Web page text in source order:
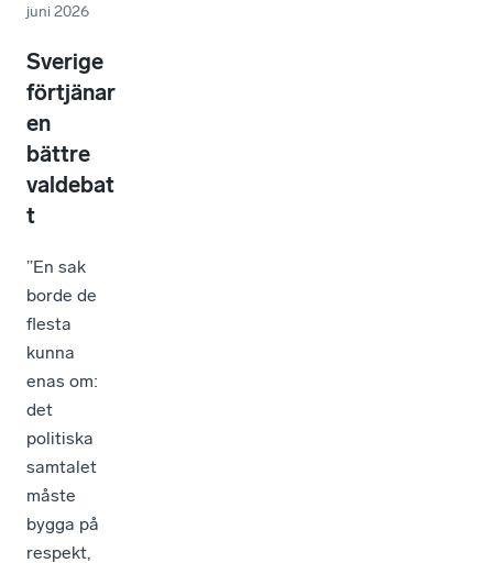
juni 2026
Sverige
förtjänar
en
bättre
valdebat
t
”En sak
borde de
flesta
kunna
enas om:
det
politiska
samtalet
måste
bygga på
respekt,